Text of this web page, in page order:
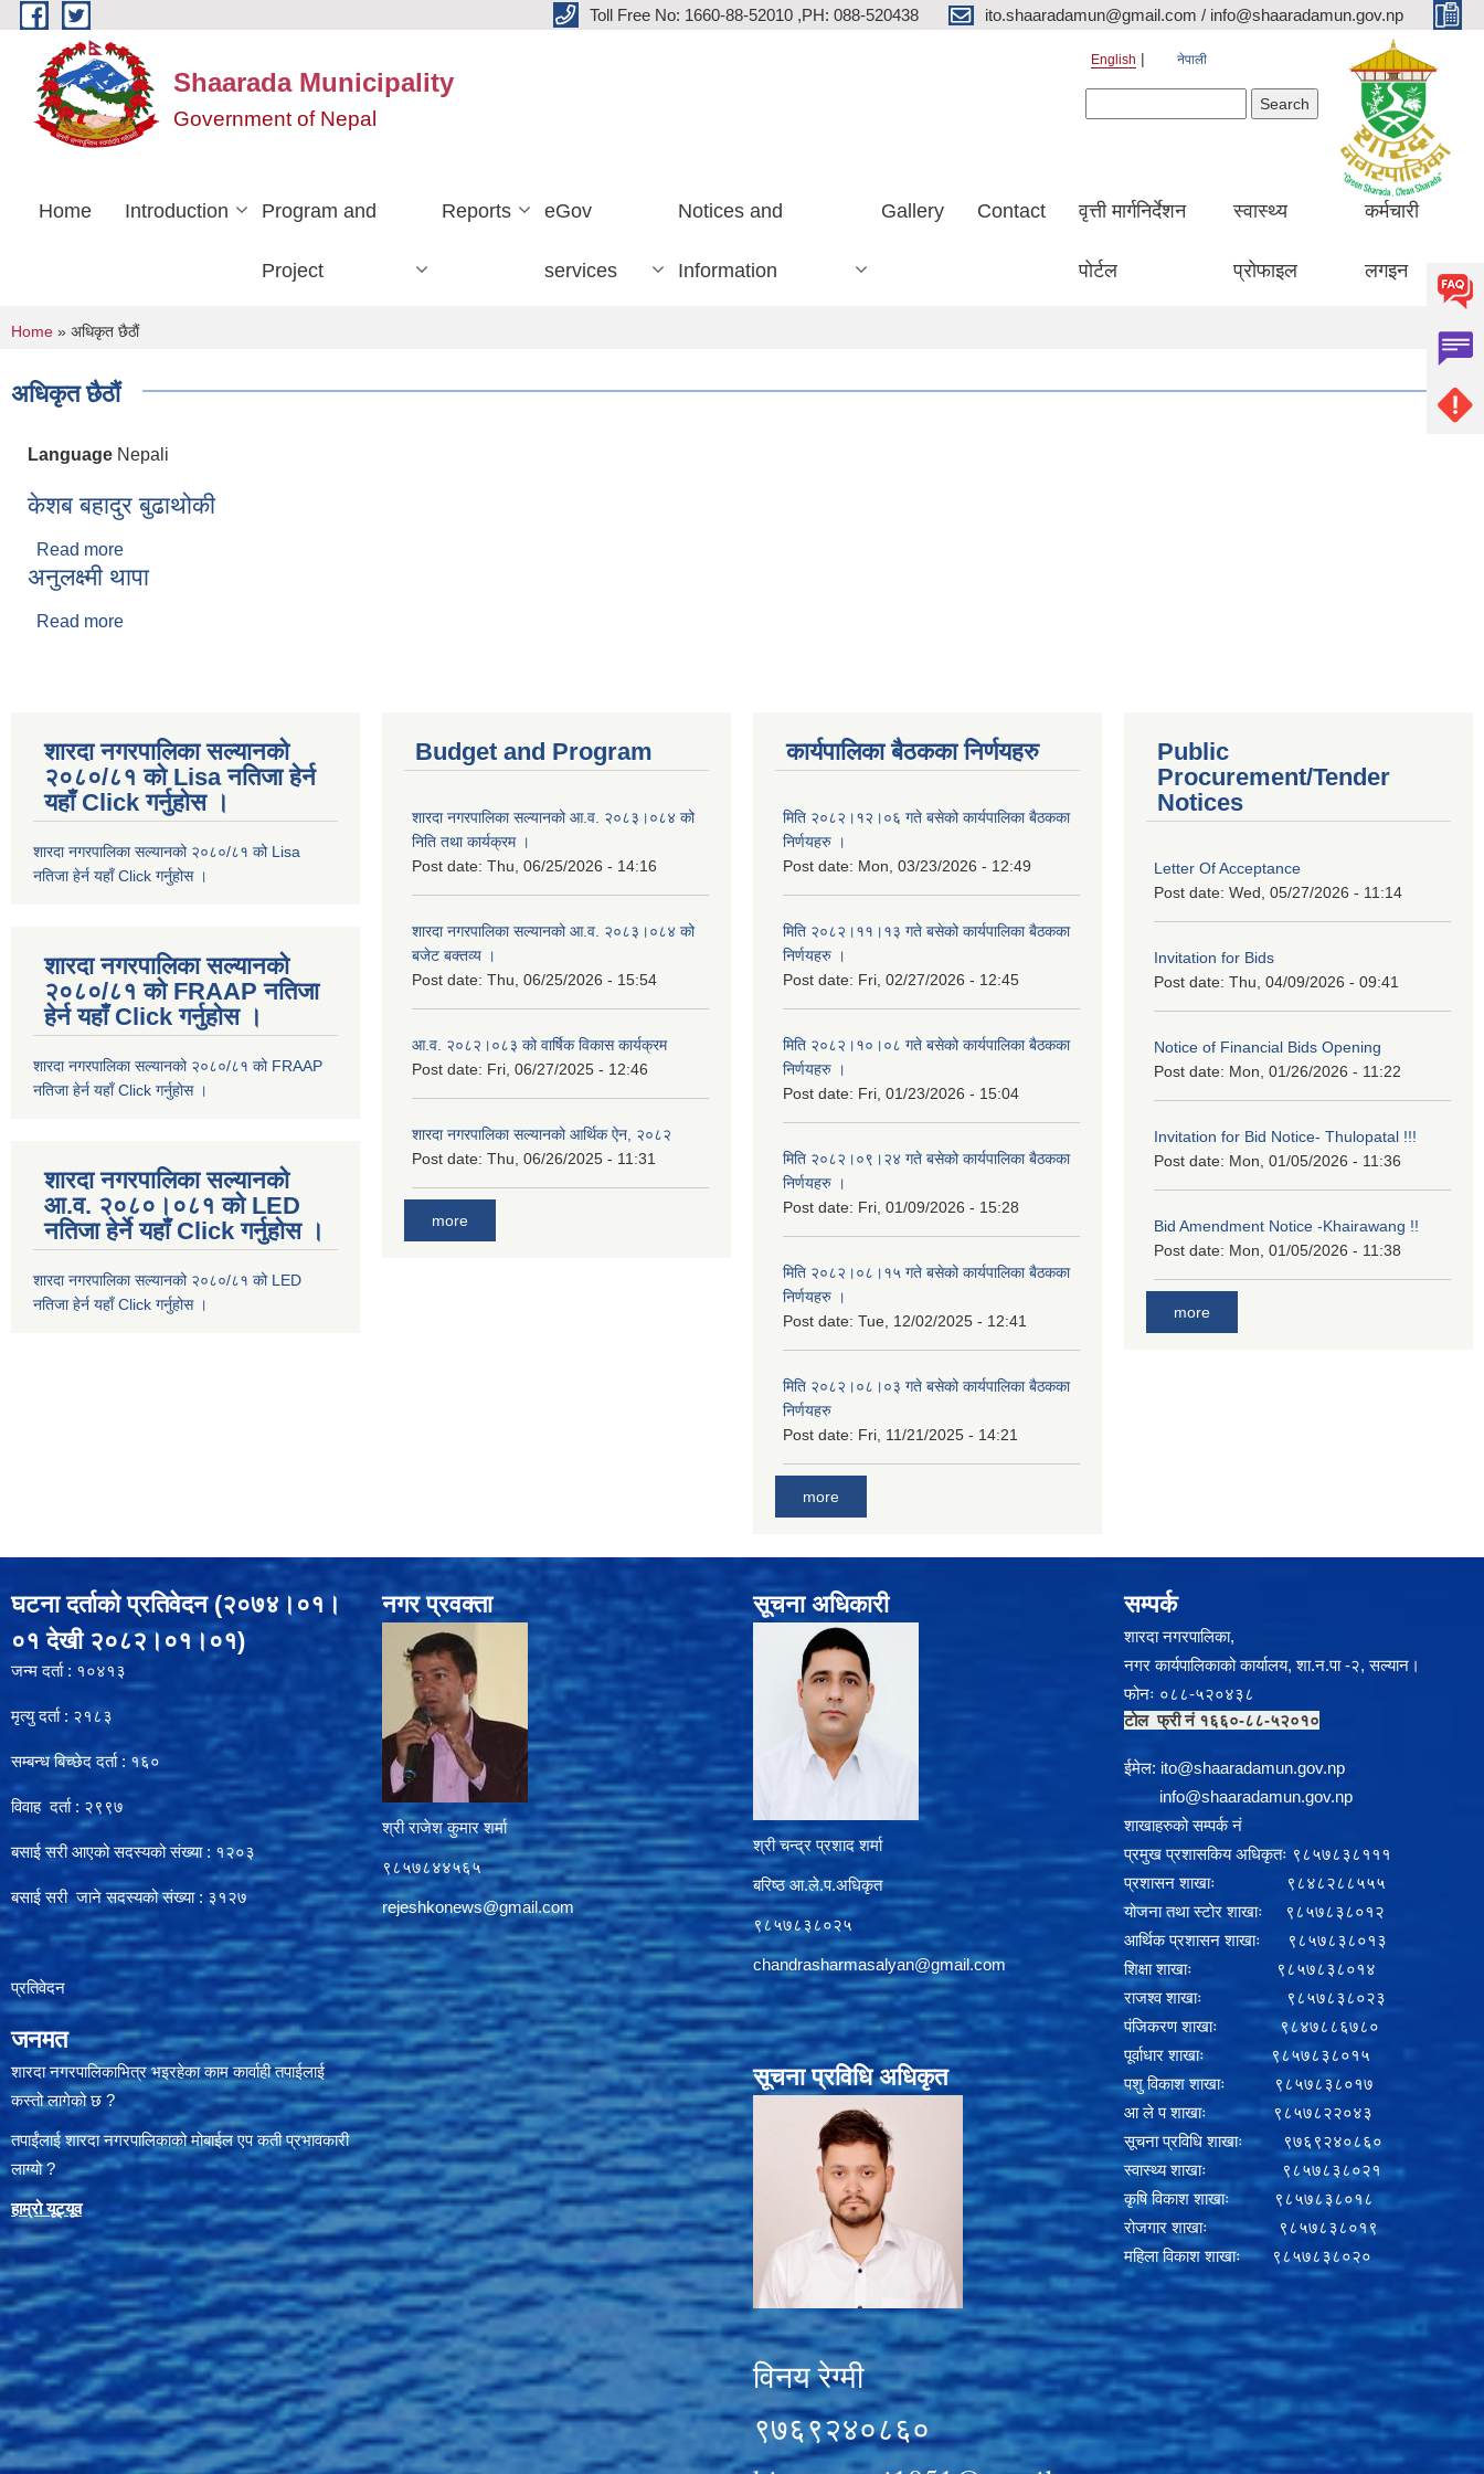
Skip to main content Toll Free No: 1660-88-52010 ,PH: 088-520438 ito.shaaradamun@gmail.com / info@shaaradamun.gov.np
Shaarada Municipality
Government of Nepal
English नेपाली
Home Introduction Program and
Project
Reports eGov
services
Notices and
Information
Gallery Contact वृत्ती मार्गनिर्देशन
पोर्टल
स्वास्थ्य
प्रोफाइल
कर्मचारी
लगइन
You are here
Home » अधिकृत छैठाैं
अधिकृत छैठाैं
Language Nepali
केशब बहादुर बुढाथोकी
Read more
अनुलक्ष्मी थापा
Read more
शारदा नगरपालिका सल्यानको
२०८०/८१ को Lisa नतिजा हेर्न
यहाँ Click गर्नुहोस ।
शारदा नगरपालिका सल्यानको २०८०/८१ को Lisa
नतिजा हेर्न यहाँ Click गर्नुहोस ।
शारदा नगरपालिका सल्यानको
२०८०/८१ को FRAAP नतिजा
हेर्न यहाँ Click गर्नुहोस ।
शारदा नगरपालिका सल्यानको २०८०/८१ को FRAAP
नतिजा हेर्न यहाँ Click गर्नुहोस ।
शारदा नगरपालिका सल्यानको
आ.व. २०८०।०८१ को LED
नतिजा हेर्ने यहाँ Click गर्नुहोस ।
शारदा नगरपालिका सल्यानको २०८०/८१ को LED
नतिजा हेर्न यहाँ Click गर्नुहोस ।
Budget and Program
शारदा नगरपालिका सल्यानको आ.व. २०८३।०८४ को
निति तथा कार्यक्रम ।
Post date: Thu, 06/25/2026 - 14:16
शारदा नगरपालिका सल्यानको आ.व. २०८३।०८४ को
बजेट बक्तव्य ।
Post date: Thu, 06/25/2026 - 15:54
आ.व. २०८२।०८३ को वार्षिक विकास कार्यक्रम
Post date: Fri, 06/27/2025 - 12:46
शारदा नगरपालिका सल्यानको आर्थिक ऐन, २०८२
Post date: Thu, 06/26/2025 - 11:31
more
कार्यपालिका बैठकका निर्णयहरु
मिति २०८२।१२।०६ गते बसेको कार्यपालिका बैठकका
निर्णयहरु ।
Post date: Mon, 03/23/2026 - 12:49
मिति २०८२।११।१३ गते बसेको कार्यपालिका बैठकका
निर्णयहरु ।
Post date: Fri, 02/27/2026 - 12:45
मिति २०८२।१०।०८ गते बसेको कार्यपालिका बैठकका
निर्णयहरु ।
Post date: Fri, 01/23/2026 - 15:04
मिति २०८२।०९।२४ गते बसेको कार्यपालिका बैठकका
निर्णयहरु ।
Post date: Fri, 01/09/2026 - 15:28
मिति २०८२।०८।१५ गते बसेको कार्यपालिका बैठकका
निर्णयहरु ।
Post date: Tue, 12/02/2025 - 12:41
मिति २०८२।०८।०३ गते बसेको कार्यपालिका बैठकका
निर्णयहरु
Post date: Fri, 11/21/2025 - 14:21
more
Public
Procurement/Tender
Notices
Letter Of Acceptance
Post date: Wed, 05/27/2026 - 11:14
Invitation for Bids
Post date: Thu, 04/09/2026 - 09:41
Notice of Financial Bids Opening
Post date: Mon, 01/26/2026 - 11:22
Invitation for Bid Notice- Thulopatal !!!
Post date: Mon, 01/05/2026 - 11:36
Bid Amendment Notice -Khairawang !!
Post date: Mon, 01/05/2026 - 11:38
more
घटना दर्ताको प्रतिवेदन (२०७४।०१।
०१ देखी २०८२।०१।०१)
जन्म दर्ता : १०४१३
मृत्यु दर्ता : २१८३
सम्बन्ध बिच्छेद दर्ता : १६०
विवाह दर्ता : २९९७
बसाई सरी आएको सदस्यको संख्या : १२०३
बसाई सरी जाने सदस्यको संख्या : ३१२७
प्रतिवेदन
जनमत
शारदा नगरपालिकाभित्र भइरहेका काम कार्वाही तपाईलाई
कस्तो लागेको छ ?
तपाईंलाई शारदा नगरपालिकाको मोबाईल एप कती प्रभावकारी
लाग्यो ?
हाम्रो यूट्यूव
नगर प्रवक्ता
श्री राजेश कुमार शर्मा
९८५७८४४५६५
rejeshkonews@gmail.com
सूचना अधिकारी
श्री चन्द्र प्रशाद शर्मा
बरिष्ठ आ.ले.प.अधिकृत
९८५७८३८०२५
chandrasharmasalyan@gmail.com
सूचना प्रविधि अधिकृत
विनय रेग्मी
९७६९२४०८६०
सम्पर्क
शारदा नगरपालिका,
नगर कार्यपालिकाको कार्यालय, शा.न.पा -२, सल्यान।
फोनः ०८८-५२०४३८
टोल फ्री नं १६६०-८८-५२०१०
ईमेल: ito@shaaradamun.gov.np
info@shaaradamun.gov.np
शाखाहरुको सम्पर्क नं
प्रमुख प्रशासकिय अधिकृतः ९८५७८३८१११
प्रशासन शाखाः ९८४८२८८५५५
योजना तथा स्टोर शाखाः ९८५७८३८०१२
आर्थिक प्रशासन शाखाः ९८५७८३८०१३
शिक्षा शाखाः ९८५७८३८०१४
राजश्व शाखाः ९८५७८३८०२३
पंजिकरण शाखाः ९८४७८८६७८०
पूर्वाधार शाखाः ९८५७८३८०१५
पशु विकाश शाखाः ९८५७८३८०१७
आ ले प शाखाः ९८५७८२२०४३
सूचना प्रविधि शाखाः ९७६९२४०८६०
स्वास्थ्य शाखाः ९८५७८३८०२१
कृषि विकाश शाखाः ९८५७८३८०१८
रोजगार शाखाः ९८५७८३८०१९
महिला विकाश शाखाः ९८५७८३८०२०